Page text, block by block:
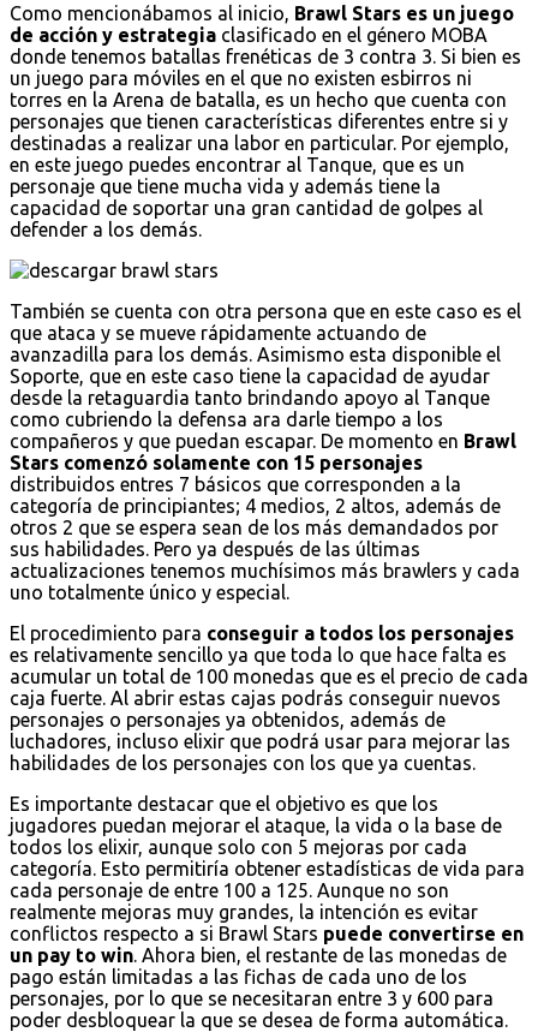
Como mencionábamos al inicio, Brawl Stars es un juego
de acción y estrategia clasificado en el género MOBA
donde tenemos batallas frenéticas de 3 contra 3. Si bien es
un juego para móviles en el que no existen esbirros ni
torres en la Arena de batalla, es un hecho que cuenta con
personajes que tienen características diferentes entre si y
destinadas a realizar una labor en particular. Por ejemplo,
en este juego puedes encontrar al Tanque, que es un
personaje que tiene mucha vida y además tiene la
capacidad de soportar una gran cantidad de golpes al
defender a los demás.
También se cuenta con otra persona que en este caso es el
que ataca y se mueve rápidamente actuando de
avanzadilla para los demás. Asimismo esta disponible el
Soporte, que en este caso tiene la capacidad de ayudar
desde la retaguardia tanto brindando apoyo al Tanque
como cubriendo la defensa ara darle tiempo a los
compañeros y que puedan escapar. De momento en Brawl
Stars comenzó solamente con 15 personajes
distribuidos entres 7 básicos que corresponden a la
categoría de principiantes; 4 medios, 2 altos, además de
otros 2 que se espera sean de los más demandados por
sus habilidades. Pero ya después de las últimas
actualizaciones tenemos muchísimos más brawlers y cada
uno totalmente único y especial.
El procedimiento para conseguir a todos los personajes
es relativamente sencillo ya que toda lo que hace falta es
acumular un total de 100 monedas que es el precio de cada
caja fuerte. Al abrir estas cajas podrás conseguir nuevos
personajes o personajes ya obtenidos, además de
luchadores, incluso elixir que podrá usar para mejorar las
habilidades de los personajes con los que ya cuentas.
Es importante destacar que el objetivo es que los
jugadores puedan mejorar el ataque, la vida o la base de
todos los elixir, aunque solo con 5 mejoras por cada
categoría. Esto permitiría obtener estadísticas de vida para
cada personaje de entre 100 a 125. Aunque no son
realmente mejoras muy grandes, la intención es evitar
conflictos respecto a si Brawl Stars puede convertirse en
un pay to win . Ahora bien, el restante de las monedas de
pago están limitadas a las fichas de cada uno de los
personajes, por lo que se necesitaran entre 3 y 600 para
poder desbloquear la que se desea de forma automática.